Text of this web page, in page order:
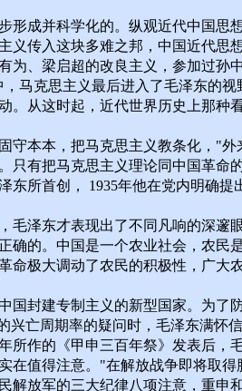
成并科学化的。纵观近代中国
义传入这块多难之邦，中国近代
为、梁启超的改良主义，参加过
克思主义最后进入了毛泽东的
。从这时起，近代世界历史上那种
本本，把马克思主义教条化，"
只有把马克思主义理论同中国革
所首创， 1935年他在党内明确
毛泽东才表现出了不同凡响的深
确的。中国是一个农业社会，农
极大调动了农民的积极性，广大
封建专制主义的新型国家。为了
亡周期率的疑问时，毛泽东满怀
所作的《甲申三百年祭》发表后
在值得注意。"在解放战争即将取
放军的三大纪律八项注意，重申